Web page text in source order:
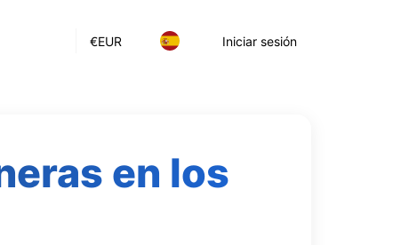
€EUR Iniciar sesión
en los